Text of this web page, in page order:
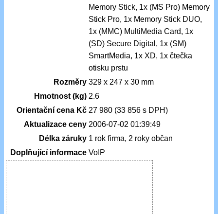
Memory Stick, 1x (MS Pro) Memory
Stick Pro, 1x Memory Stick DUO,
1x (MMC) MultiMedia Card, 1x
(SD) Secure Digital, 1x (SM)
SmartMedia, 1x XD, 1x čtečka
otisku prstu
Rozměry 329 x 247 x 30 mm
Hmotnost (kg) 2.6
Orientační cena Kč 27 980 (33 856 s DPH)
Aktualizace ceny 2006-07-02 01:39:49
Délka záruky 1 rok firma, 2 roky občan
Doplňující informace VoIP